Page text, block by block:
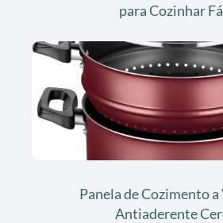
para Cozinhar
Panela de Cozimento a
Antiaderente